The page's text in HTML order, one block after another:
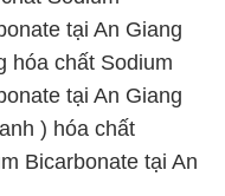
Bicarbonate tại An
Sodium
tại An Giang
Sodium
tại An Giang